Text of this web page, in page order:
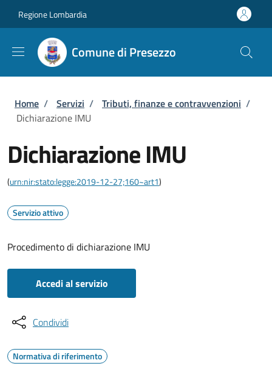
Regione Lombardia
Comune di Presezzo
Briciole di pane
Home / Servizi / Tributi, finanze e contravvenzioni /
Dichiarazione IMU
Dichiarazione IMU
(urn:nir:stato:legge:2019-12-27;160~art1)
Servizio attivo
Procedimento di dichiarazione IMU
Accedi al servizio
Condividi
Normativa di riferimento